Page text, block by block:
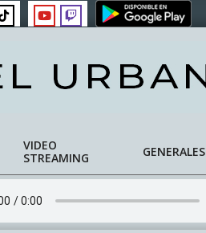
VIDEO
STREAMING
GENERALES